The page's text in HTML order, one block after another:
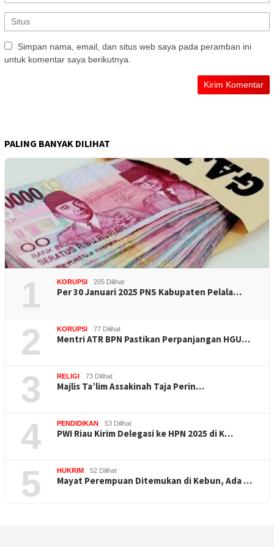
Simpan nama, email, dan situs web saya pada peramban ini
untuk komentar saya berikutnya.
PALING BANYAK DILIHAT
1 KORUPSI 205 Dilihat
Per 30 Januari 2025 PNS Kabupaten Pelala…
2 KORUPSI 77 Dilihat
Mentri ATR BPN Pastikan Perpanjangan HGU…
3 RELIGI 73 Dilihat
Majlis Ta’lim Assakinah Taja Perin…
4 PENDIDIKAN 53 Dilihat
PWI Riau Kirim Delegasi ke HPN 2025 di K…
5 HUKRIM 52 Dilihat
Mayat Perempuan Ditemukan di Kebun, Ada …